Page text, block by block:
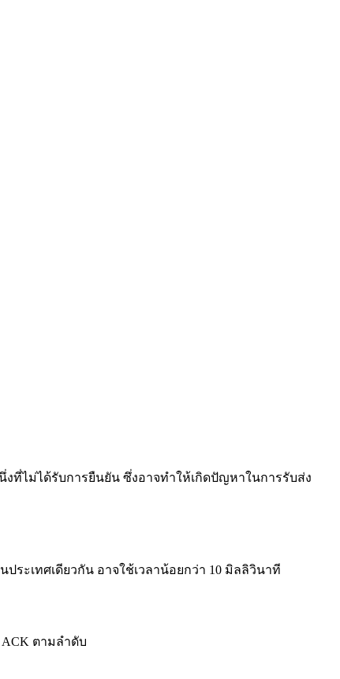
นึ่งที่ไม่ได้รับการยืนยัน ซึ่งอาจทำให้เกิดปัญหาในการรับส่ง
ประเทศเดียวกัน อาจใช้เวลาน้อยกว่า 10 มิลลิวินาที
ACK ตามลำดับ